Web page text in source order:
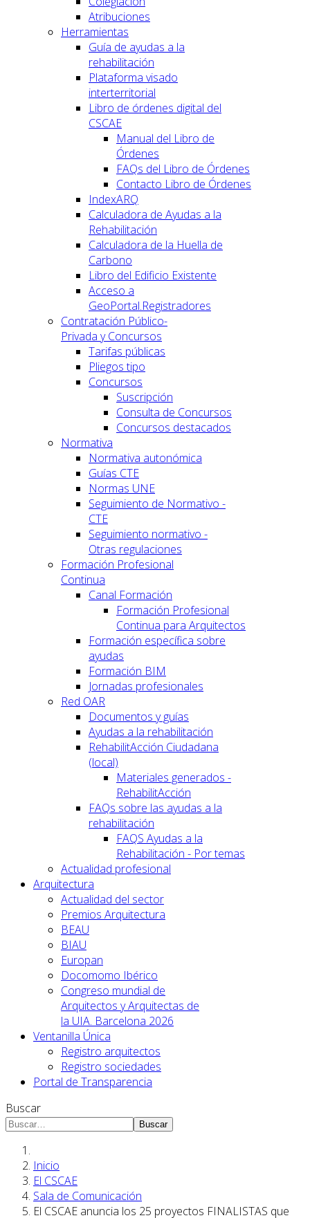
Atribuciones
Herramientas
Guía de ayudas a la
rehabilitación
Plataforma visado
interterritorial
Libro de órdenes digital del
CSCAE
Manual del Libro de
Órdenes
FAQs del Libro de Órdenes
Contacto Libro de Órdenes
IndexARQ
Calculadora de Ayudas a la
Rehabilitación
Calculadora de la Huella de
Carbono
Libro del Edificio Existente
Acceso a
GeoPortal.Registradores
Contratación Público-
Privada y Concursos
Tarifas públicas
Pliegos tipo
Concursos
Suscripción
Consulta de Concursos
Concursos destacados
Normativa
Normativa autonómica
Guías CTE
Normas UNE
Seguimiento de Normativo -
CTE
Seguimiento normativo -
Otras regulaciones
Formación Profesional
Continua
Canal Formación
Formación Profesional
Continua para Arquitectos
Formación específica sobre
ayudas
Formación BIM
Jornadas profesionales
Red OAR
Documentos y guías
Ayudas a la rehabilitación
RehabilitAcción Ciudadana
(local)
Materiales generados -
RehabilitAcción
FAQs sobre las ayudas a la
rehabilitación
FAQS Ayudas a la
Rehabilitación - Por temas
Actualidad profesional
Arquitectura
Actualidad del sector
Premios Arquitectura
BEAU
BIAU
Europan
Docomomo Ibérico
Congreso mundial de
Arquitectos y Arquitectas de
la UIA. Barcelona 2026
Ventanilla Única
Registro arquitectos
Registro sociedades
Portal de Transparencia
Buscar
Buscar
Inicio
El CSCAE
Sala de Comunicación
El CSCAE anuncia los 25 proyectos FINALISTAS que